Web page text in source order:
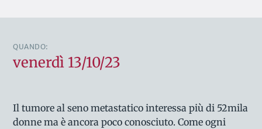
QUANDO:
venerdì 13/10/23
Il tumore al seno metastatico interessa più di 52mila
donne ma è ancora poco conosciuto. Come ogni